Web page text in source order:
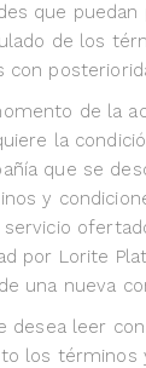
que puedan
de los
con
de la
la
que se
y
por Lorite
una nueva
desea leer
los términos